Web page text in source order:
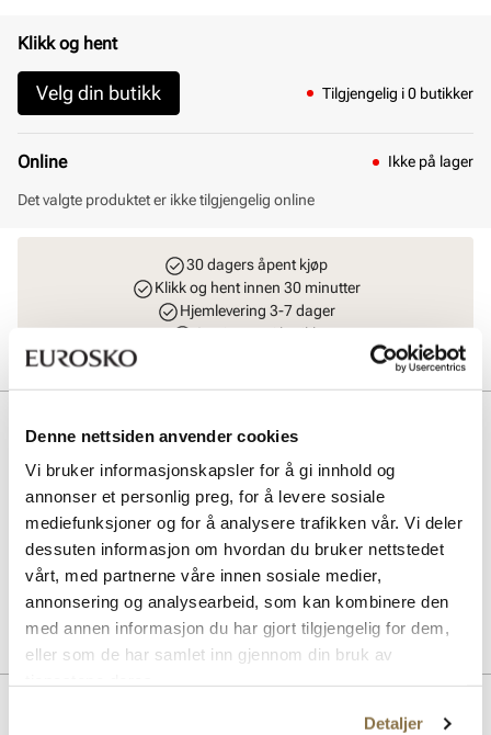
Denne nettsiden anvender cookies
Vi bruker informasjonskapsler for å gi innhold og
annonser et personlig preg, for å levere sosiale
mediefunksjoner og for å analysere trafikken vår. Vi deler
dessuten informasjon om hvordan du bruker nettstedet
vårt, med partnerne våre innen sosiale medier,
annonsering og analysearbeid, som kan kombinere den
med annen informasjon du har gjort tilgjengelig for dem,
eller som de har samlet inn gjennom din bruk av
Detaljer
Klikk og hent
Velg din butikk Tilgjengelig i 0 butikker
Online Ikke på lager
Det valgte produktet er ikke tilgjengelig online
30 dagers åpent kjøp
Klikk og hent innen 30 minutter
Hjemlevering 3-7 dager
Gratis retur i butikk
BIRKENSTOCK Gizeh LEOI Regular kombinerer tidløs eleganse med
funksjonell komfort. Sandalen har en overdel i oljet nubukkskinn
med åpen kant, og en formstøpt kork- og skinninnersåle som gir
optimal støtte. EVA-yttersålen sikrer letthet og fleksibilitet, perfekt for
dame som ønsker en minimalistisk og moderne sandal.
Art. nr41192469
Lev. art. nr845251